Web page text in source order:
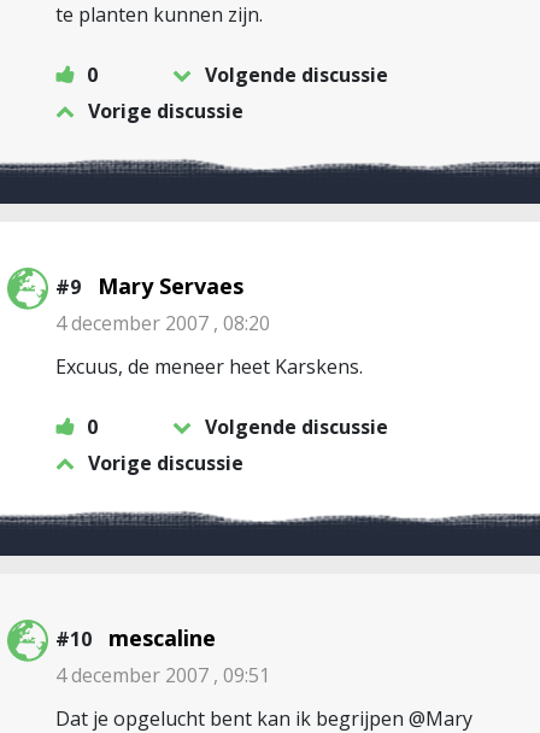
te planten kunnen zijn.
0
Volgende discussie
Vorige discussie
#9 Mary Servaes
4 december 2007 , 08:20
Excuus, de meneer heet Karskens.
0
Volgende discussie
Vorige discussie
#10 mescaline
4 december 2007 , 09:51
Dat je opgelucht bent kan ik begrijpen @Mary